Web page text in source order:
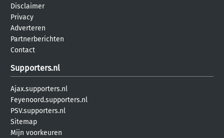
Disclaimer
Privacy
Adverteren
Partnerberichten
Contact
Supporters.nl
Ajax.supporters.nl
Feyenoord.supporters.nl
PSV.supporters.nl
Sitemap
Mijn voorkeuren